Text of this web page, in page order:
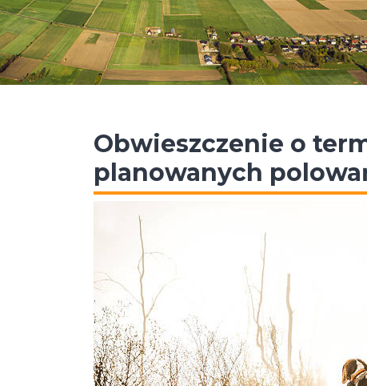
Obwieszczenie o
planowanych